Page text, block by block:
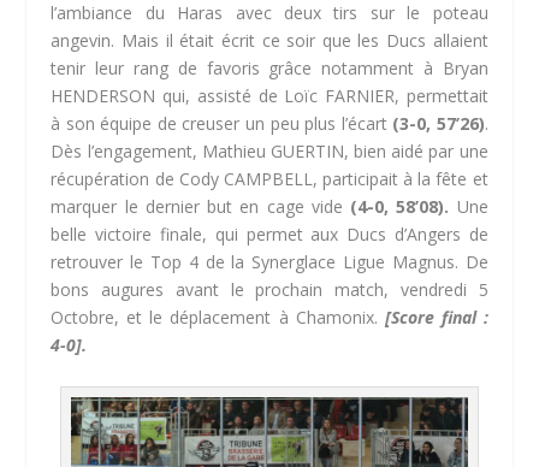
l’ambiance du Haras avec deux tirs sur le poteau
angevin. Mais il était écrit ce soir que les Ducs allaient
tenir leur rang de favoris grâce notamment à Bryan
HENDERSON qui, assisté de Loïc FARNIER, permettait
à son équipe de creuser un peu plus l’écart (3-0, 57’26).
Dès l’engagement, Mathieu GUERTIN, bien aidé par une
récupération de Cody CAMPBELL, participait à la fête et
marquer le dernier but en cage vide (4-0, 58’08). Une
belle victoire finale, qui permet aux Ducs d’Angers de
retrouver le Top 4 de la Synerglace Ligue Magnus. De
bons augures avant le prochain match, vendredi 5
Octobre, et le déplacement à Chamonix. [Score final :
4-0].